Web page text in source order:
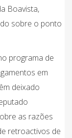
Boavista,
sobre o ponto
programa de
em
deixado
as razões
retroactivos de